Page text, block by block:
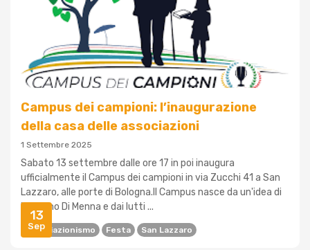
13
Sep
Campus dei campioni: l’inaugurazione
della casa delle associazioni
1 Settembre 2025
Sabato 13 settembre dalle ore 17 in poi inaugura
ufficialmente il Campus dei campioni in via Zucchi 41 a San
Lazzaro, alle porte di Bologna.Il Campus nasce da un'idea di
Massimo Di Menna e dai lutti ...
Associazionismo Festa San Lazzaro